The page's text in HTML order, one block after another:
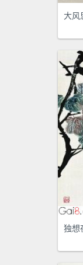
大风
独想